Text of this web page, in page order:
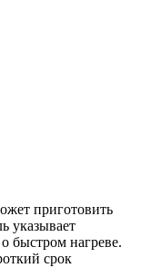
приготовить
указывает
быстром нагреве.
срок